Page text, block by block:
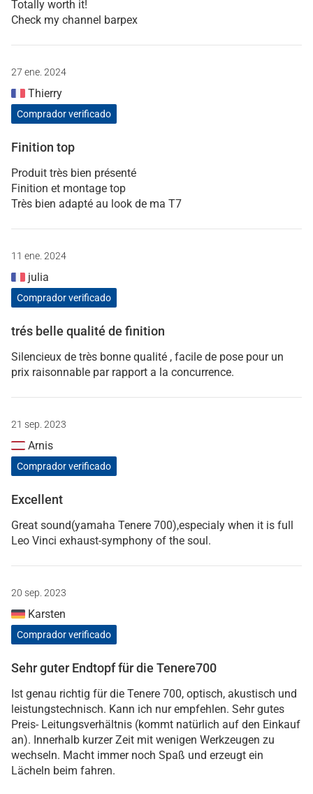
Totally worth it!
Check my channel barpex
27 ene. 2024
Thierry
Comprador verificado
Finition top
Produit très bien présenté
Finition et montage top
Très bien adapté au look de ma T7
11 ene. 2024
julia
Comprador verificado
trés belle qualité de finition
Silencieux de très bonne qualité , facile de pose pour un
prix raisonnable par rapport a la concurrence.
21 sep. 2023
Arnis
Comprador verificado
Excellent
Great sound(yamaha Tenere 700),especialy when it is full
Leo Vinci exhaust-symphony of the soul.
20 sep. 2023
Karsten
Comprador verificado
Sehr guter Endtopf für die Tenere700
Ist genau richtig für die Tenere 700, optisch, akustisch und
leistungstechnisch. Kann ich nur empfehlen. Sehr gutes
Preis- Leitungsverhältnis (kommt natürlich auf den Einkauf
an). Innerhalb kurzer Zeit mit wenigen Werkzeugen zu
wechseln. Macht immer noch Spaß und erzeugt ein
Lächeln beim fahren.